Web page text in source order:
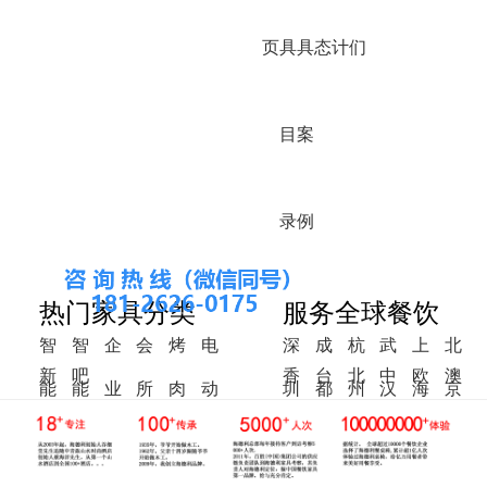
页具
目
录
具
案
例
态计们
热门家具分类
智
能
火
智
能
调
企
业
会
所
家
烤
肉
桌
电
动
新
中
式
吧
椅
服务全球餐饮
深
圳
成
都
杭
州
武
汉
上
海
北
京
香
港
台 北
美
中
东
欧
洲
澳
洲